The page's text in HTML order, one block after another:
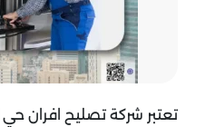
تعتبر شركة تصليح افران حي